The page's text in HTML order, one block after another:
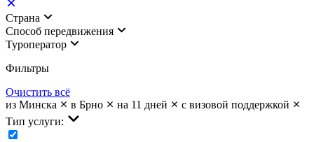
Страна
Cпособ передвижения
Туроператор
Фильтры
Очистить всё
из Минска
в Брно на 11 дней
с визовой поддержкой
Тип услуги: